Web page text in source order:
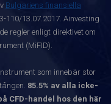
Bulgariens finansiella
110/13.07.2017. Ainvesting
regler enligt direktivet om
(MiFID).
som innebär stor
85.5% av alla icke-
CFD-handel hos den här